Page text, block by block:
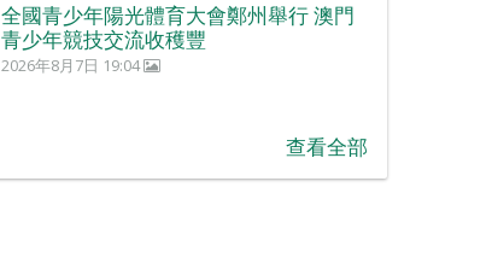
全國青少年陽光體育大會鄭州舉行 澳門
青少年競技交流收穫豐
2026年8月7日 19:04
查看全部